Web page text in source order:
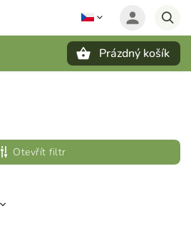
Prázdný košík
Otevřít filtr